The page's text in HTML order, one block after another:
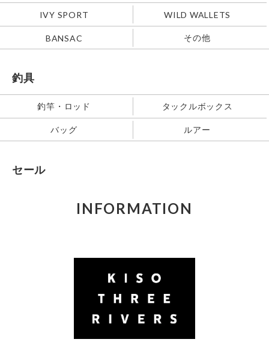
IVY SPORT WILD WALLETS
BANSAC その他
釣具
釣竿・ロッド タックルボックス
バッグ ルアー
セール
INFORMATION